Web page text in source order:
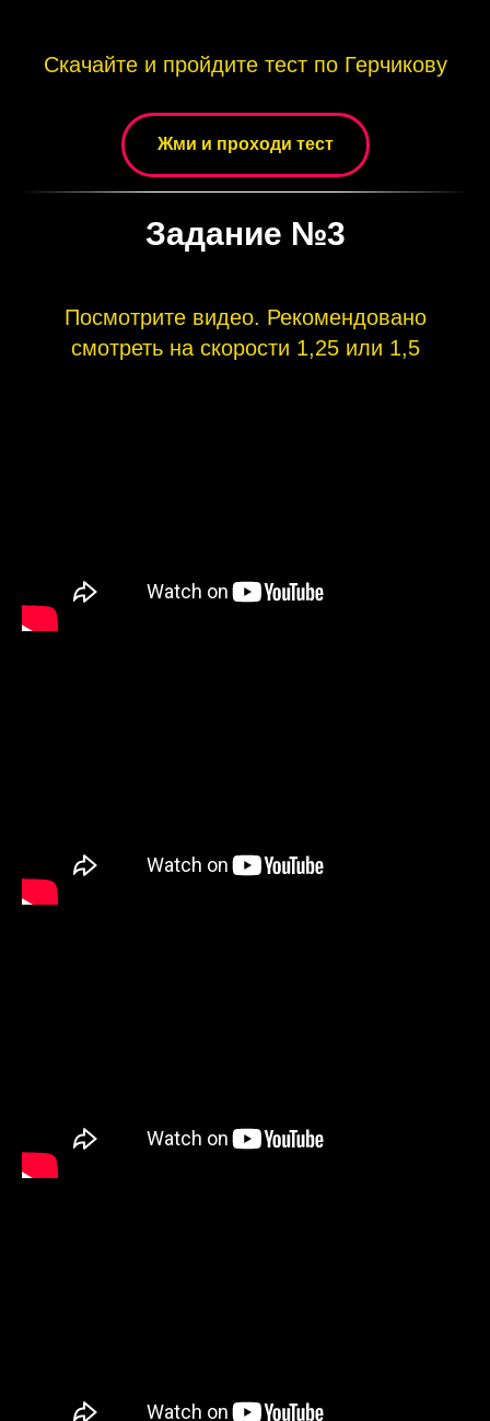
Скачайте и пройдите тест по Герчикову
Жми и проходи тест
Задание №3
Посмотрите видео. Рекомендовано
смотреть на скорости 1,25 или 1,5